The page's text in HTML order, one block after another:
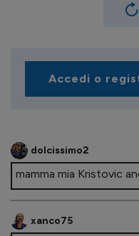
Accedi o
dolcissimo2
mamma mia Kristovic
xanco75